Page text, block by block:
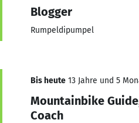
Blogger
Rumpeldipumpel
Bis heute 13 Jahre und 5
Mountainbike
Coach